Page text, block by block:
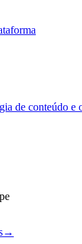
de conteúdo e
→